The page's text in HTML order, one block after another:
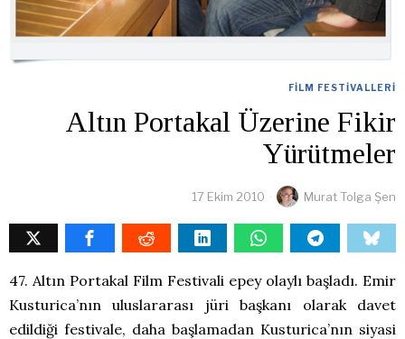
FILM FESTIVALLERI
Altın Portakal Üzerine Fikir
Yürütmeler
17 Ekim 2010 Murat Tolga Şen
47. Altın Portakal Film Festivali epey olaylı başladı. Emir
Kusturica’nın uluslararası jüri başkanı olarak davet
edildiği festivale, daha başlamadan Kusturica’nın siyasi